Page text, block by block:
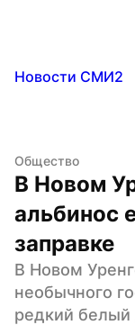
Новости СМИ2
Общество
В Новом
альбинос
заправке
В Новом
необычного
редкий